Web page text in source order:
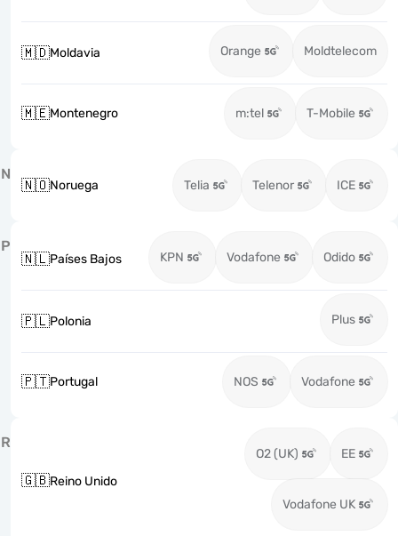
🇲🇩Moldavia Orange Moldtelecom
🇲🇪Montenegro m:tel T-Mobile
N
🇳🇴Noruega Telia Telenor ICE
P
🇳🇱Países Bajos KPN Vodafone Odido
🇵🇱Polonia Plus
🇵🇹Portugal NOS Vodafone
R
🇬🇧Reino Unido
O2 (UK) EE
Vodafone UK